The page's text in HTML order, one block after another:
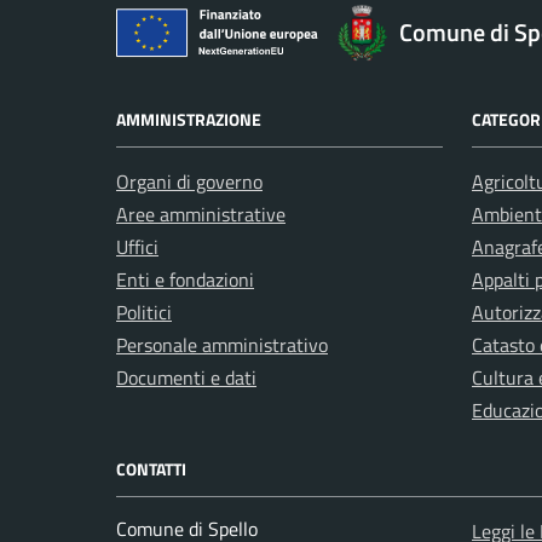
Comune di
AMMINISTRAZIONE
Organi di governo
Aree amministrative
Uffici
Enti e fondazioni
Politici
Personale amministrativo
Documenti e dati
Appalti
Cultura
CONTATTI
Comune di Spello Leggi le